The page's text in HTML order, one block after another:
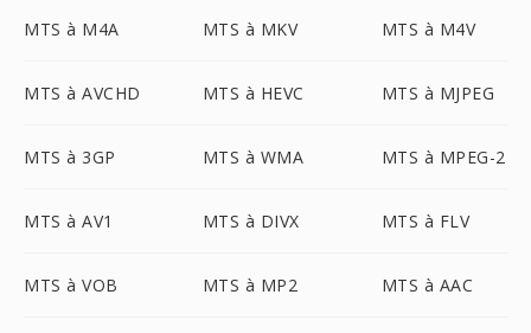
MTS à M4A MTS à MKV MTS à M4V
MTS à AVCHD MTS à HEVC MTS à MJPEG
MTS à 3GP MTS à WMA MTS à MPEG-2
MTS à AV1 MTS à DIVX MTS à FLV
MTS à VOB MTS à MP2 MTS à AAC